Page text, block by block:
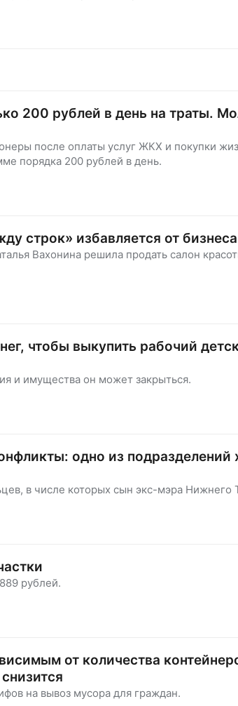
200 рублей в день на траты.
после оплаты услуг ЖКХ и покупки
порядка 200 рублей в день.
строк» избавляется от
Вахонина решила продать салон
чтобы выкупить рабочий
и имущества он может закрыться.
одно из подразделений
в числе которых сын экс-мэра Нижнего
рублей.
от количества
на вывоз мусора для граждан.